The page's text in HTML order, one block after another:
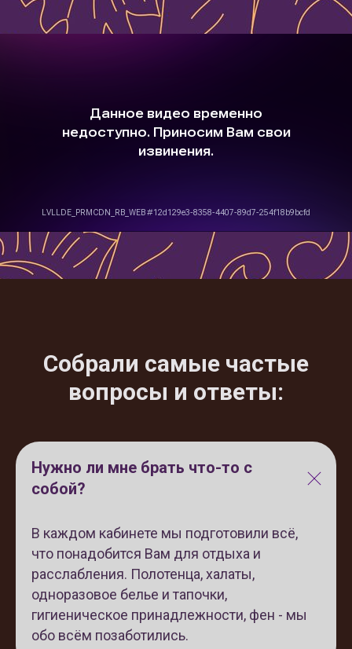
Собрали самые частые
вопросы и ответы:
Нужно ли мне брать что-то с
собой?
В каждом кабинете мы подготовили всё,
что понадобится Вам для отдыха и
расслабления. Полотенца, халаты,
одноразовое белье и тапочки,
гигиеническое принадлежности, фен - мы
обо всём позаботились.